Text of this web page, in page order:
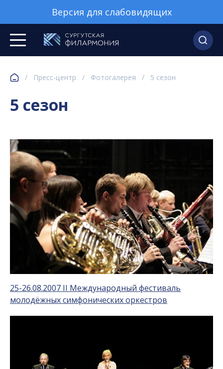
Версия для слабовидящих
/ Пресс-центр / Фотогалерея / 5 сезон
5 сезон
25-26.08.2007 II Международный фестиваль
молодёжных симфонических оркестров